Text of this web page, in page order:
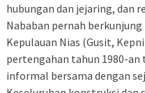
hubungan dan jejaring, dan
Nababan pernah
Kepulauan Nias (Gusit,
pertengahan tahun 1980-
informal bersama dengan